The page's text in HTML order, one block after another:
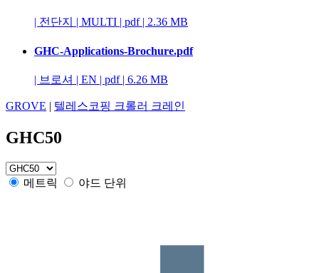
| 전단지 | MULTI | pdf | 2.36 MB
GHC-Applications-Brochure.pdf
| 브로셔 | EN | pdf | 6.26 MB
GROVE | 텔레스코핑 크롤러 크레인
GHC50
메트릭 야드 단위